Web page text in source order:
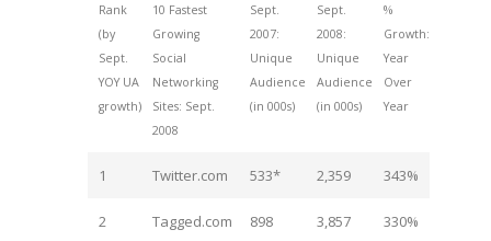
Rank
(by
Sept.
YOY UA
growth)
10 Fastest
Growing
Social
Networking
Sites: Sept.
2008
Sept.
2007:
Unique
Audience
(in 000s)
Sept.
2008:
Unique
Audience
(in 000s)
%
Growth:
Year
Over
Year
1 Twitter.com 533* 2,359 343%
2 Tagged.com 898 3,857 330%